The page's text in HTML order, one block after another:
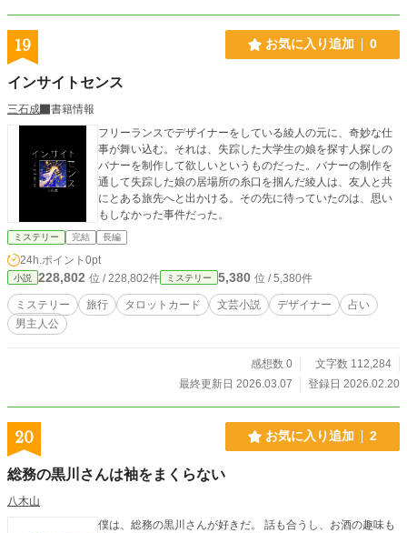
19 お気に入り追加 0
インサイトセンス
三石成
書籍情報
フリーランスでデザイナーをしている綾人の元に、奇妙な仕
事が舞い込む。それは、失踪した大学生の娘を探す人探しの
バナーを制作して欲しいというものだった。バナーの制作を
通して失踪した娘の居場所の糸口を掴んだ綾人は、友人と共
にとある旅先へと出かける。その先に待っていたのは、思い
もしなかった事件だった。
ミステリー 完結 長編
24h.ポイント 0pt
小説 228,802 位 / 228,802件 ミステリー 5,380 位 / 5,380件
ミステリー 旅行 タロットカード 文芸小説 デザイナー
占い
男主人公
感想数 0
文字数 112,284
最終更新日 2026.03.07
登録日 2026.02.20
20 お気に入り追加 2
総務の黒川さんは袖をまくらない
八木山
僕は、総務の黒川さんが好きだ。 話も合うし、お酒の趣味も